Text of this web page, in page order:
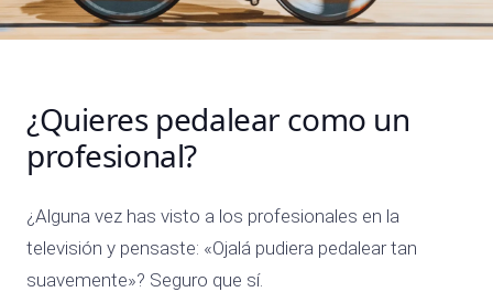
¿Quieres pedalear como un
profesional?
¿Alguna vez has visto a los profesionales en la
televisión y pensaste: «Ojalá pudiera pedalear tan
suavemente»? Seguro que sí.